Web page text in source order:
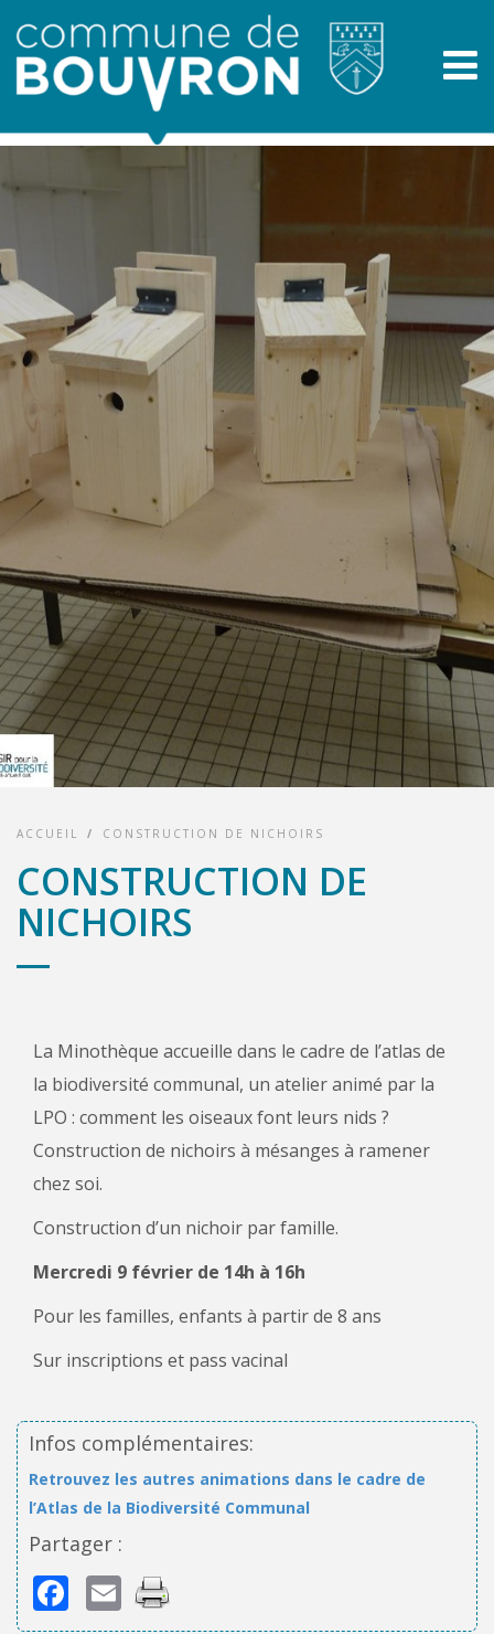
ACCUEIL / CONSTRUCTION DE NICHOIRS
CONSTRUCTION DE
NICHOIRS
La Minothèque accueille dans le cadre de l’atlas de
la biodiversité communal, un atelier animé par la
LPO : comment les oiseaux font leurs nids ?
Construction de nichoirs à mésanges à ramener
chez soi.
Construction d’un nichoir par famille.
Mercredi 9 février de 14h à 16h
Pour les familles, enfants à partir de 8 ans
Sur inscriptions et pass vacinal
Infos complémentaires:
Retrouvez les autres animations dans le cadre de
l’Atlas de la Biodiversité Communal
Partager :
Facebook
Email